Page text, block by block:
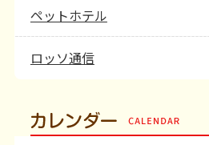
ペットホテル
ロッソ通信
カレンダー